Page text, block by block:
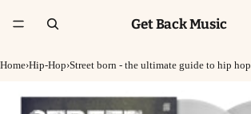
Get Back Music
Home›Hip-Hop›Street born - the ultimate guide to hip hop